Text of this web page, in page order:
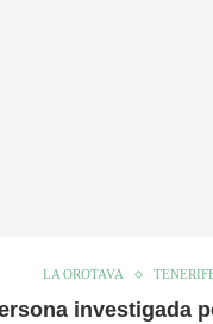
LA OROTAVA
investigada